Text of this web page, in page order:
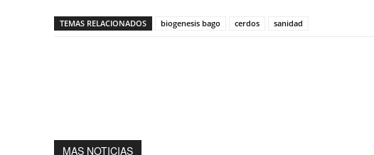
TEMAS RELACIONADOS biogenesis bago cerdos sanidad
MAS NOTICIAS